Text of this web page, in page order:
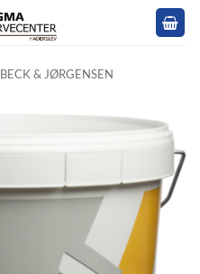
BECK & JØRGENSEN